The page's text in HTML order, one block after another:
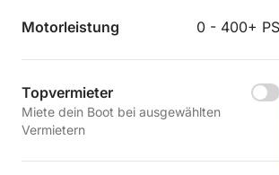
Motorleistung 0 - 400+ PS
Topvermieter
Miete dein Boot bei ausgewählten
Vermietern